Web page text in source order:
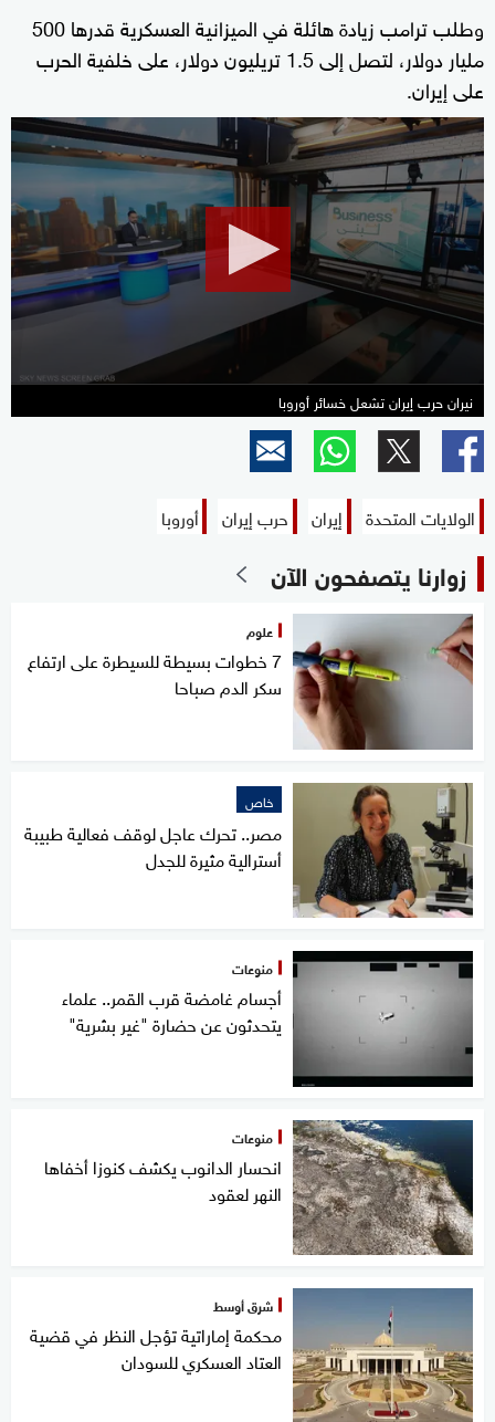
وطلب ترامب زيادة هائلة في الميزانية العسكرية قدرها 500
مليار دولار، لتصل إلى 1.5 تريليون دولار، على خلفية الحرب
على إيران.
0
seconds
27
minutes,
0
نيران حرب إيران تشعل خسائر أوروبا
الولايات المتحدة إيران حرب إيران أوروبا
زوارنا يتصفحون الآن
علوم
7 خطوات بسيطة للسيطرة على ارتفاع
سكر الدم صباحا
خاص
مصر.. تحرك عاجل لوقف فعالية طبيبة
أسترالية مثيرة للجدل
منوعات
أجسام غامضة قرب القمر.. علماء
يتحدثون عن حضارة "غير بشرية"
منوعات
انحسار الدانوب يكشف كنوزا أخفاها
النهر لعقود
شرق أوسط
محكمة إماراتية تؤجل النظر في قضية
العتاد العسكري للسودان